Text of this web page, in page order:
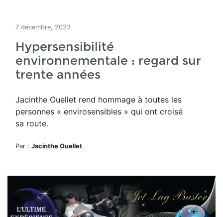
7 décembre, 2023
Hypersensibilité
environnementale : regard sur
trente années
Jacinthe Ouellet rend hommage à toutes les
personnes « envirosensibles » qui ont croisé
sa route.
Par : Jacinthe Ouellet